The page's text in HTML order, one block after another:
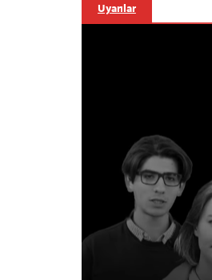
Uyarılar